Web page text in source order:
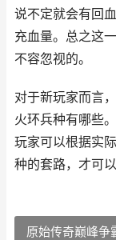
说不定就会有回
充血量。总之这
不容忽视的。
对于新玩家而言
火环兵种有哪些
玩家可以根据实
种的套路，才可
原始传奇巅峰争